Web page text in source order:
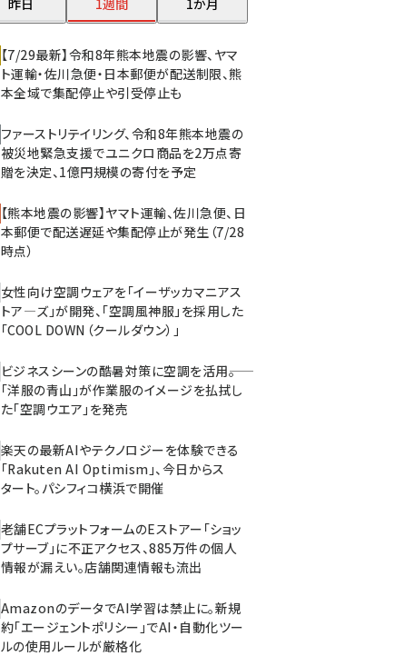
昨日 1週間 1か月
【7/29最新】令和8年熊本地震の影響、ヤマ
ト運輸・佐川急便・日本郵便が配送制限、熊
本全域で集配停止や引受停止も
ファーストリテイリング、令和8年熊本地震の
被災地緊急支援でユニクロ商品を2万点寄
贈を決定、1億円規模の寄付を予定
【熊本地震の影響】ヤマト運輸、佐川急便、日
本郵便で配送遅延や集配停止が発生（7/28
時点）
女性向け空調ウェアを「イーザッカマニアス
トア―ズ」が開発、「空調風神服」を採用した
「COOL DOWN（クールダウン）」
ビジネスシーンの酷暑対策に空調を活用――。
「洋服の青山」が作業服のイメージを払拭し
た「空調ウエア」を発売
楽天の最新AIやテクノロジーを体験できる
「Rakuten AI Optimism」、今日からス
タート。パシフィコ横浜で開催
老舗ECプラットフォームのEストアー「ショッ
プサーブ」に不正アクセス、885万件の個人
情報が漏えい。店舗関連情報も流出
AmazonのデータでAI学習は禁止に。新規
約「エージェントポリシー」でAI・自動化ツー
ルの使用ルールが厳格化